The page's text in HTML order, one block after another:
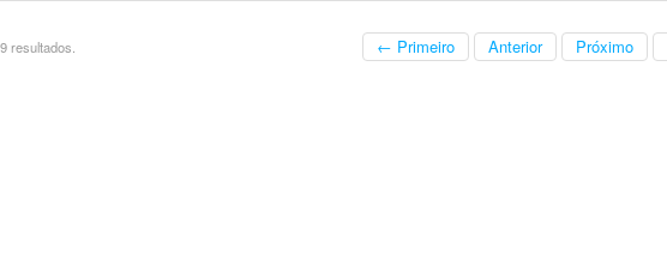
resultados. ← Primeiro Anterior Próximo